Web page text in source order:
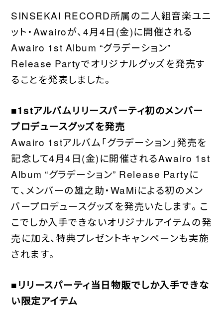
PROJECT
WORDS
CONTACT
JOIN
SINSEKAI RECORD所属の二人組音楽ユニ
ット・Awairoが、4月4日(金)に開催される
Awairo 1st Album “グラデーション”
Release Partyでオリジナルグッズを発売す
ることを発表しました。
■1stアルバムリリースパーティ初のメンバー
プロデュースグッズを発売
Awairo 1stアルバム「グラデーション」発売を
記念して4月4日(金)に開催されるAwairo 1st
Album “グラデーション” Release Partyに
て、メンバーの雄之助・WaMiによる初のメン
バープロデュースグッズを発売いたします。こ
こでしか入手できないオリジナルアイテムの発
売に加え、特典プレゼントキャンペーンも実施
されます。
■リリースパーティ当日物販でしか入手できな
い限定アイテム